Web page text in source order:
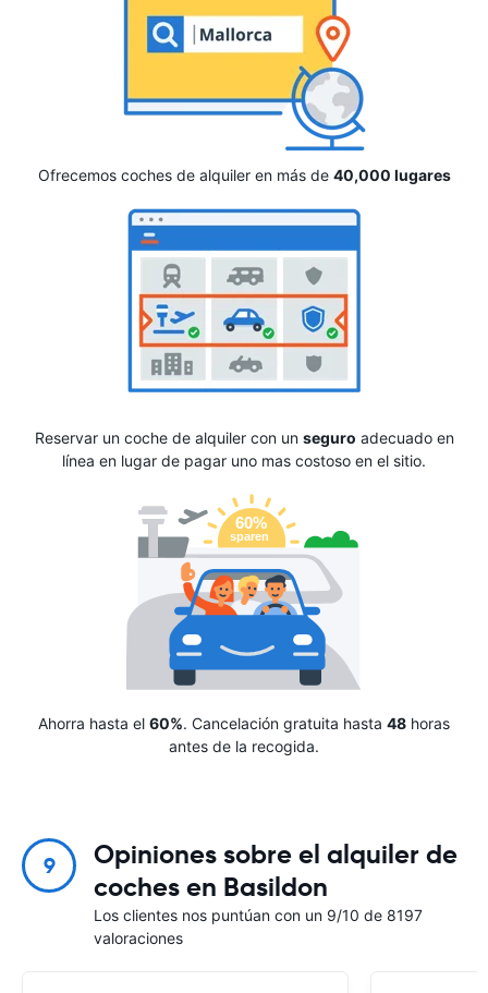
Ofrecemos coches de alquiler en más de 40,000 lugares
Reservar un coche de alquiler con un seguro adecuado en
línea en lugar de pagar uno mas costoso en el sitio.
Ahorra hasta el 60%. Cancelación gratuita hasta 48 horas
antes de la recogida.
9
Opiniones sobre el alquiler de
coches en Basildon
Los clientes nos puntúan con un 9/10 de 8197
valoraciones